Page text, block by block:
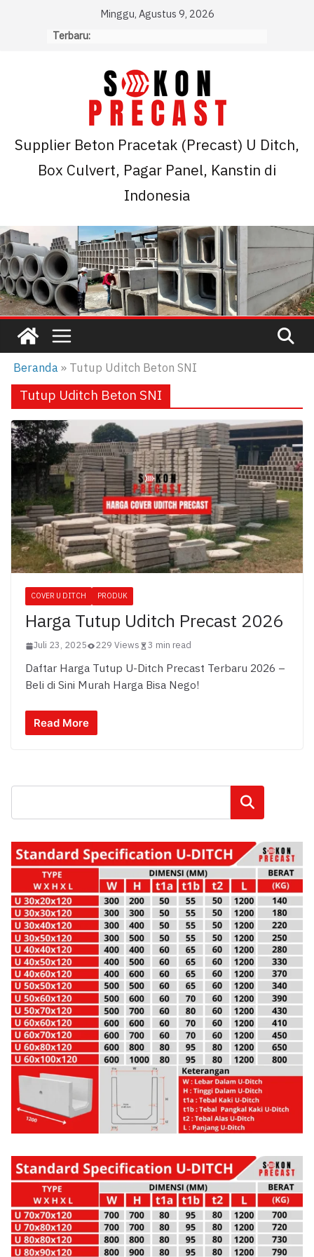
Minggu, Agustus 9, 2026
Terbaru:
Supplier Beton Pracetak (Precast) U Ditch,
Box Culvert, Pagar Panel, Kanstin di
Indonesia
Beranda» Tutup Uditch Beton SNI
Tutup Uditch Beton SNI
COVER U DITCH PRODUK
Harga Tutup Uditch Precast 2026
Juli 23, 2025 229 Views 3 min read
Daftar Harga Tutup U-Ditch Precast Terbaru 2026 –
Beli di Sini Murah Harga Bisa Nego!
Read More
Cari